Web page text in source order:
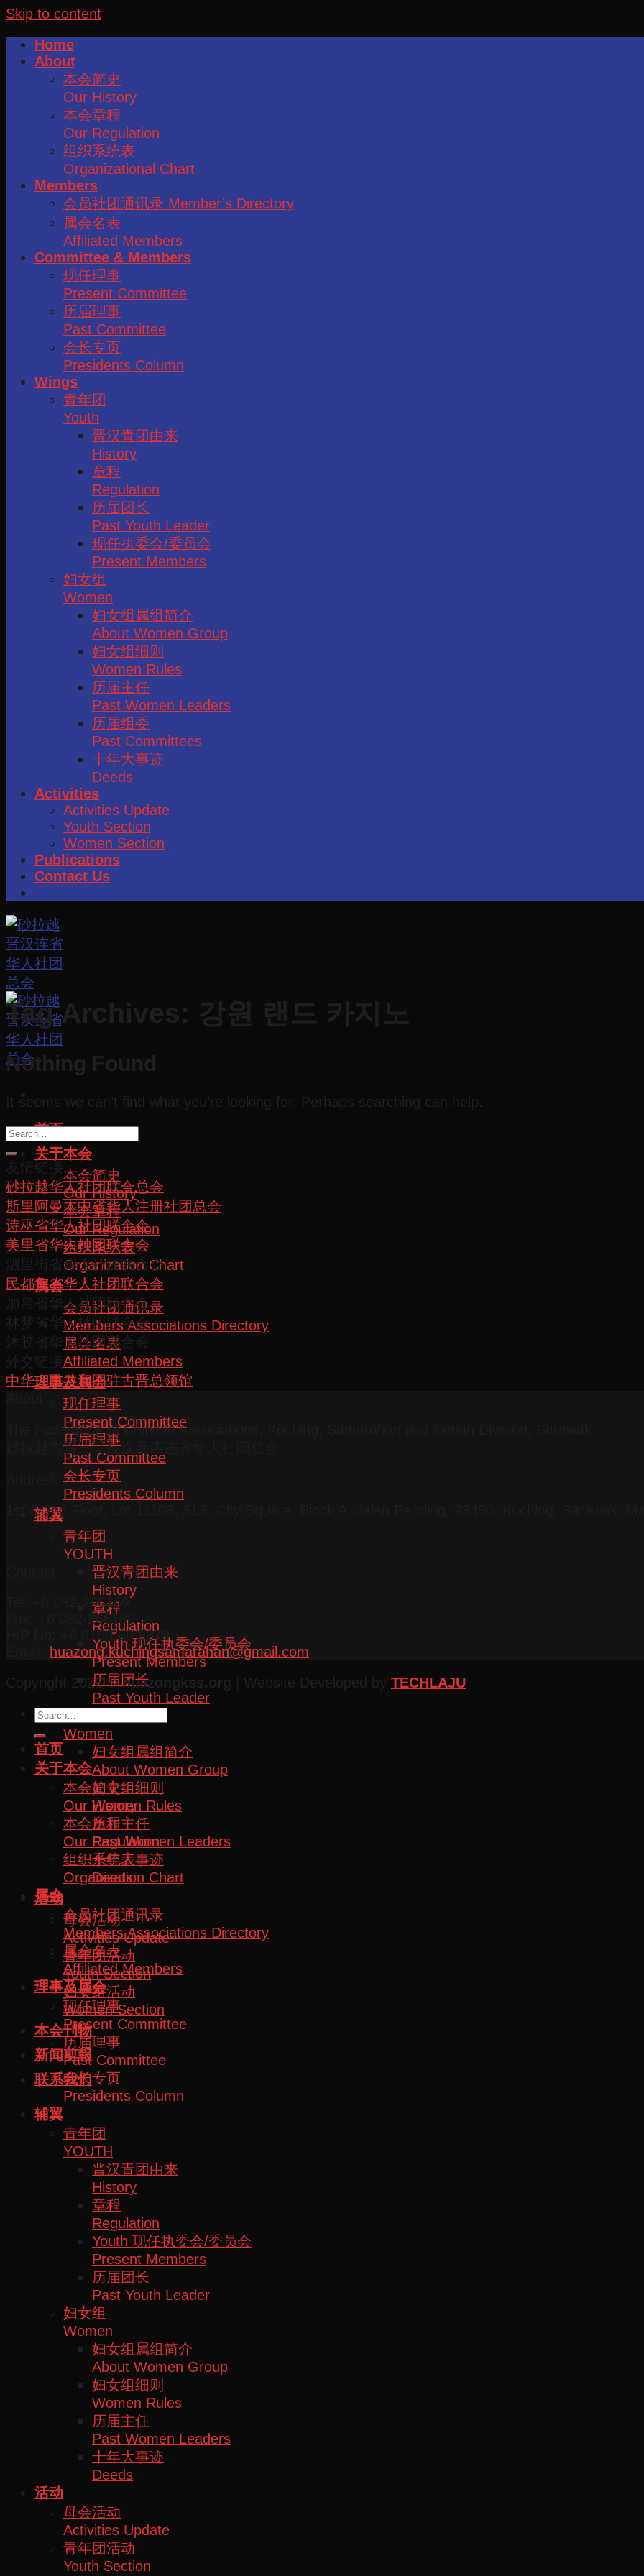
Skip to content
Home
About
本会简史
Our History
本会章程
Our Regulation
组织系统表
Organizational Chart
Members
会员社团通讯录 Member’s Directory
属会名表
Affiliated Members
Committee & Members
现任理事
Present Committee
历届理事
Past Committee
会长专页
Presidents Column
Wings
青年团
Youth
晋汉青团由来
History
章程
Regulation
历届团长
Past Youth Leader
现任执委会/委员会
Present Members
妇女组
Women
妇女组属组简介
About Women Group
妇女组细则
Women Rules
历届主任
Past Women Leaders
历届组委
Past Committees
十年大事迹
Deeds
Activities
Activities Update
Youth Section
Women Section
Publications
Contact Us
首页
关于本会
本会简史
Our History
本会章程
Our Regulation
组织系统表
Organization Chart
属会
会员社团通讯录
Members Associations Directory
属会名表
Affiliated Members
理事及属会
现任理事
Present Committee
历届理事
Past Committee
会长专页
Presidents Column
辅翼
青年团
YOUTH
晋汉青团由来
History
章程
Regulation
Youth 现任执委会/委员会
Present Members
历届团长
Past Youth Leader
妇女组
Women
妇女组属组简介
About Women Group
妇女组细则
Women Rules
历届主任
Past Women Leaders
十年大事迹
Deeds
活动
母会活动
Activities Update
青年团活动
Youth Section
妇女组活动
Women Section
本会刊物
新闻剪報
联系我们
Tag Archives:
Nothing Found
砂拉越华人社团联合总会
斯里阿曼木中省华人注册社团总会
诗巫省华人社团联合会
美里省华人社团联合会
泗里街省华人社团联合会
民都鲁省华人社团联合会
加帛省华人社团联合会
林梦省华人社团联合会
沐胶省华人社团联合会
中华人民共和国驻古晋总领馆
The Federation of Chinese Associations, Kuching, Samarahan and Serian Division, Sarawak
砂拉越古晋三马拉汉及西连省华人社团总会
1st & 2nd Floor, Lot 11108, SL3, City Square, Block A, Jalan Pending, 93450, Kuching, Sarawak,
Tel: +6 082-266169
Fax: +6 082-266189
H/P No: +6 016-860 5879
huazong.kuchingsamarahan@gmail.com
Copyright 2026 ©huazongkss.org TECHLAJU
首页
关于本会
本会简史
Our History
本会章程
Our Regulation
组织系统表
Organization Chart
属会
会员社团通讯录
Members Associations Directory
属会名表
Affiliated Members
理事及属会
现任理事
Present Committee
历届理事
Past Committee
会长专页
Presidents Column
辅翼
青年团
YOUTH
晋汉青团由来
History
章程
Regulation
Youth 现任执委会/委员会
Present Members
历届团长
Past Youth Leader
妇女组
Women
妇女组属组简介
About Women Group
妇女组细则
Women Rules
历届主任
Past Women Leaders
十年大事迹
Deeds
活动
母会活动
Activities Update
青年团活动
Youth Section